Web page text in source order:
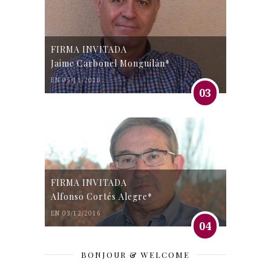
FIRMA INVITADA
Jaime Carbonel Monguilán*
EN 05/11/2016
03
FIRMA INVITADA
Alfonso Cortés Alegre*
EN 03/12/2016
04
BONJOUR & WELCOME